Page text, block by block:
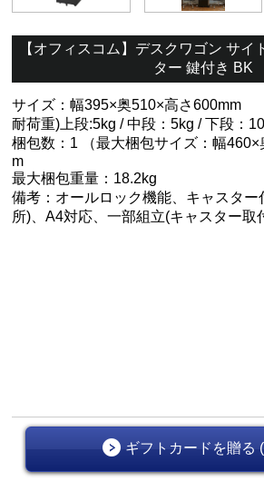
【オフィスコム】デスクワゴン サイ
ター 鍵付き BK
サイズ：幅395×奥510×高さ600mm
耐荷重)上段:5kg / 中段：5kg / 下段：
梱包数：1 （最大梱包サイズ：幅
m
最大梱包重量：18.2kg
備考：オールロック機能、キャスター
所)、A4対応、一部組立(キャスター取
ギフトカードを贈る